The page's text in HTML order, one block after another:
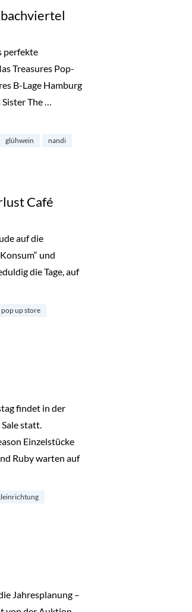
perfekte
Treasures Pop-
B-Lage Hamburg
The …
glühwein
nandi
Café
auf die
und
die Tage, auf
Up Bazar im Wanderlust Café“
pop up store
findet in der
statt.
Einzelstücke
Ruby warten auf
Jahresplanung –